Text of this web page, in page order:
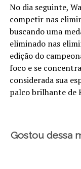
No dia seguinte,
competir nas
buscando uma
eliminado nas
edição do
foco e se
considerada sua
palco brilhante de
Gostou dessa